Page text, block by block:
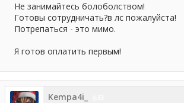
Не занимайтесь болоболством!
Готовы сотрудничать?в лс пожалуйста!
Потрепаться - это мимо.
Я готов оплатить первым!
Kempa4i_